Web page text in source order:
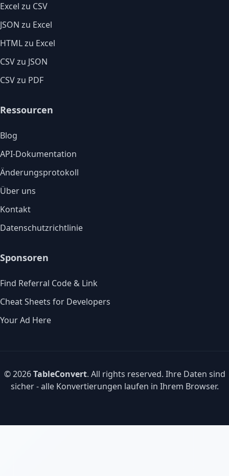
Excel zu CSV
JSON zu Excel
HTML zu Excel
CSV zu JSON
CSV zu PDF
Ressourcen
Blog
API-Dokumentation
Änderungsprotokoll
Über uns
Kontakt
Datenschutzrichtlinie
Sponsoren
Find Referral Code & Link
Cheat Sheets for Developers
Your Ad Here
© 2026TableConvert. All rights reserved. Ihre Daten sind
sicher - alle Konvertierungen laufen in Ihrem Browser.